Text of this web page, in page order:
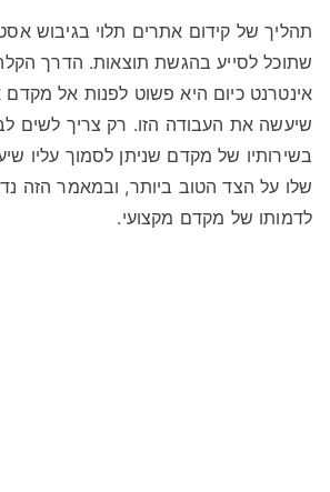
תהליך של קידום אתרים תלוי בגיבוש
שתוכל לסייע בהגשת תוצאות. הדרך
אינטרנט כיום היא פשוט לפנות אל מקדם
שיעשה את העבודה הזו. רק צריך לשים
בשירותיו של מקדם שניתן לסמוך עליו
שלו על הצד הטוב ביותר, ובמאמר הזה
לדמותו של מקדם מקצועי.